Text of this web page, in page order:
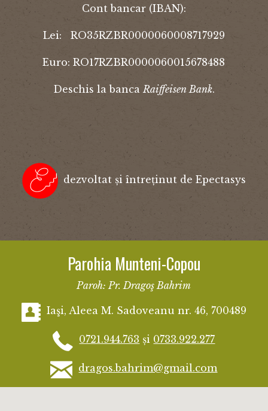
Cont bancar (IBAN):
Lei: RO35RZBR0000060008717929
Euro: RO17RZBR0000060015678488
Deschis la banca Raiffeisen Bank.
dezvoltat și întreținut de Epectasys
Parohia Munteni-Copou
Paroh: Pr. Dragoş Bahrim
Iaşi, Aleea M. Sadoveanu nr. 46, 700489
0721.944.763 și 0733.922.277
dragos.bahrim@gmail.com